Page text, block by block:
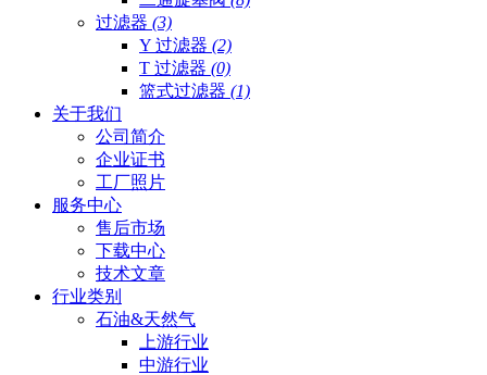
过滤器 (3)
Y 过滤器 (2)
T 过滤器 (0)
篮式过滤器 (1)
关于我们
公司简介
企业证书
工厂照片
服务中心
售后市场
下载中心
技术文章
行业类别
石油&天然气
上游行业
中游行业